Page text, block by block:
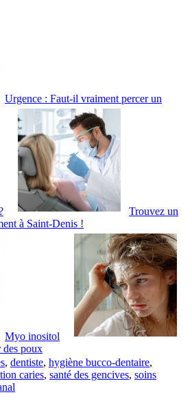
Urgence : Faut-il vraiment percer un
Trouvez un
à Saint-Denis !
Myo inositol
des poux
, dentiste, hygiène bucco-dentaire,
caries, santé des gencives, soins